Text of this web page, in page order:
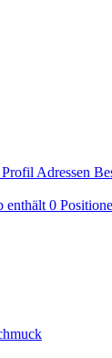
Profil Adressen
enthält 0